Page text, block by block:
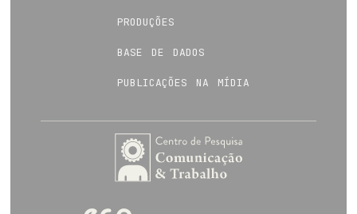
produções
base de dados
publicações na mídia